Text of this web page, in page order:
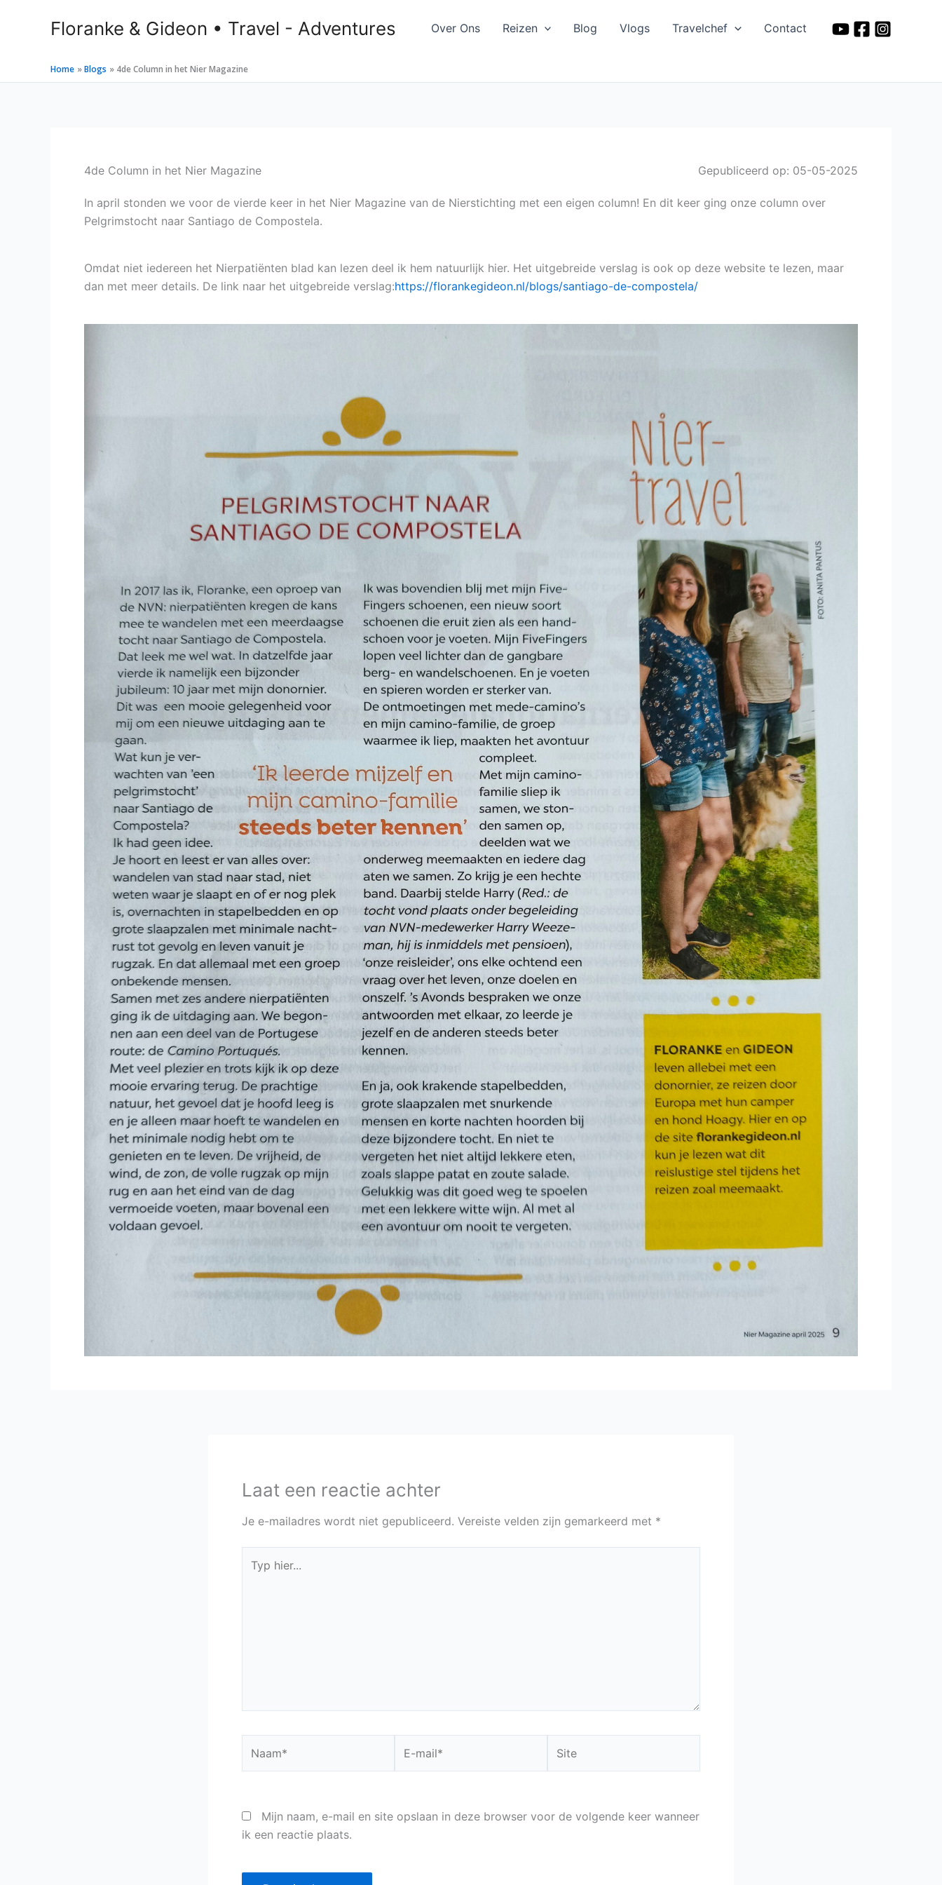
Floranke & Gideon • Travel - Adventures Over Ons Reizen Blog Vlogs Travelchef Contact
Home Blogs 4de Column in het Nier Magazine
4de Column in het Nier Magazine Gepubliceerd op: 05-05-2025
In april stonden we voor de vierde keer in het Nier Magazine van de Nierstichting met een eigen column! En dit keer ging onze column over
Pelgrimstocht naar Santiago de Compostela.
Omdat niet iedereen het Nierpatiënten blad kan lezen deel ik hem natuurlijk hier. Het uitgebreide verslag is ook op deze website te lezen, maar
dan met meer details. De link naar het uitgebreide verslag:https://florankegideon.nl/blogs/santiago-de-compostela/
Laat een reactie achter
Je e-mailadres wordt niet gepubliceerd. Vereiste velden zijn gemarkeerd met *
hier...
mail*
Mijn naam, e-mail en site opslaan in deze browser voor de volgende keer wanneer
ik een reactie plaats.